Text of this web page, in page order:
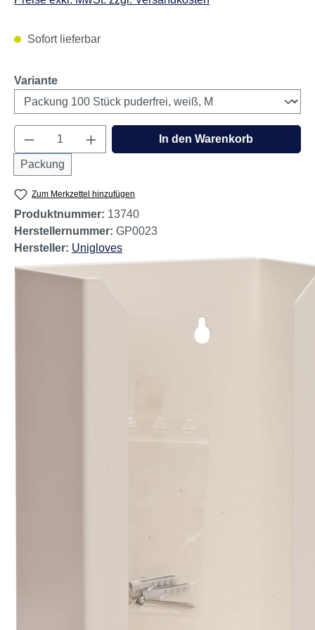
Sofort lieferbar
Varianteauswählen
Produkt Anzahl: Gib den gewünschten
Packung
In den Warenkorb
Zum Merkzettel hinzufügen
Produktnummer: 13740
Herstellernummer: GP0023
Hersteller: Unigloves